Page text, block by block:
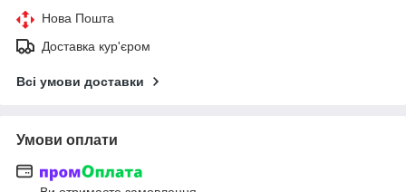
Нова Пошта
Доставка кур'єром
Всі умови доставки
Умови оплати